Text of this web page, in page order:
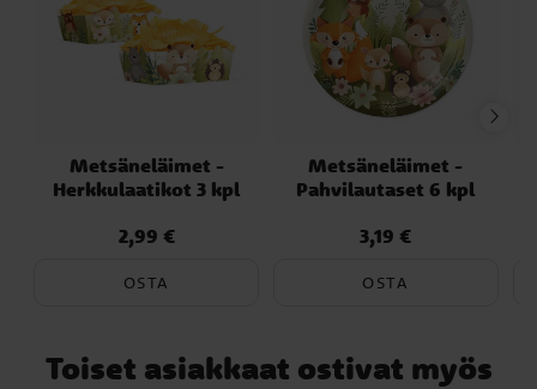
Metsäneläimet -
Herkkulaatikot 3 kpl
Hinta:2,99 €
2,99 €
OSTA
Metsäneläimet -
Pahvilautaset 6 kpl
Hinta:3,19 €
3,19 €
OSTA
Toiset asiakkaat ostivat myös